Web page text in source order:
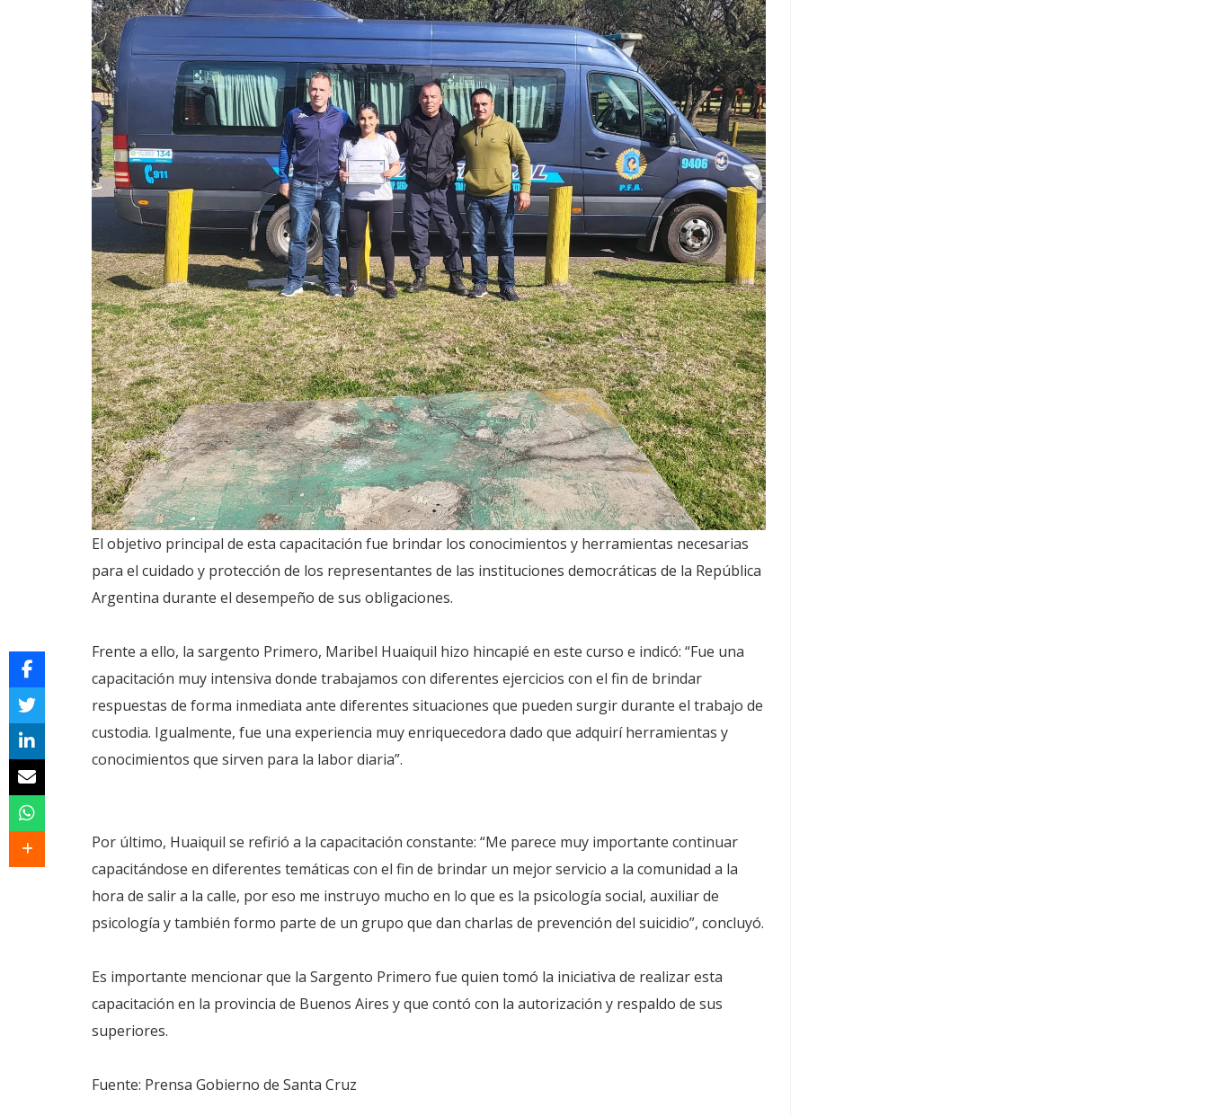
El objetivo principal de esta capacitación fue brindar los conocimientos y herramientas necesarias
para el cuidado y protección de los representantes de las instituciones democráticas de la República
Argentina durante el desempeño de sus obligaciones.
Frente a ello, la sargento Primero, Maribel Huaiquil hizo hincapié en este curso e indicó: “Fue una
capacitación muy intensiva donde trabajamos con diferentes ejercicios con el fin de brindar
respuestas de forma inmediata ante diferentes situaciones que pueden surgir durante el trabajo de
custodia. Igualmente, fue una experiencia muy enriquecedora dado que adquirí herramientas y
conocimientos que sirven para la labor diaria”.
Por último, Huaiquil se refirió a la capacitación constante: “Me parece muy importante continuar
capacitándose en diferentes temáticas con el fin de brindar un mejor servicio a la comunidad a la
hora de salir a la calle, por eso me instruyo mucho en lo que es la psicología social, auxiliar de
psicología y también formo parte de un grupo que dan charlas de prevención del suicidio”, concluyó.
Es importante mencionar que la Sargento Primero fue quien tomó la iniciativa de realizar esta
capacitación en la provincia de Buenos Aires y que contó con la autorización y respaldo de sus
superiores.
Fuente: Prensa Gobierno de Santa Cruz